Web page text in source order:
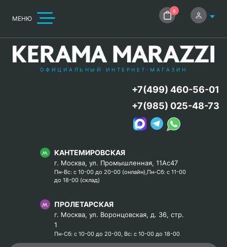
МЕНЮ
0
ОФИЦИАЛЬНЫЙ ИНТЕРНЕТ-МАГАЗИН
КАНТЕМИРОВСКАЯ
г. Москва, ул. Промышленная, 11Ас47
Пн-Вс: с 10-00 до 20-00 (онлайн),Пн-Сб: с 11-00
до 18-00 (склад)
ПРОЛЕТАРСКАЯ
г. Москва, ул. Воронцовская, д. 36, стр.
1
Пн-Сб: с 10-00 до 20-00, Вс: с 10-00 до 18-00
+7(499) 460-56-01
+7(985) 025-48-73